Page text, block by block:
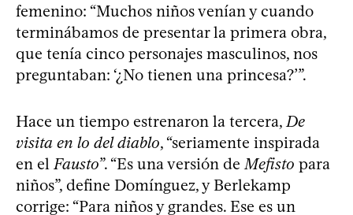
femenino: “Muchos niños venían y cuando
terminábamos de presentar la primera obra,
que tenía cinco personajes masculinos, nos
preguntaban: ‘¿No tienen una princesa?’”.
Hace un tiempo estrenaron la tercera,De
visita en lo del diablo, “seriamente inspirada
en elFausto”. “Es una versión deMefisto para
niños”, define Domínguez, y Berlekamp
corrige: “Para niños y grandes. Ese es un